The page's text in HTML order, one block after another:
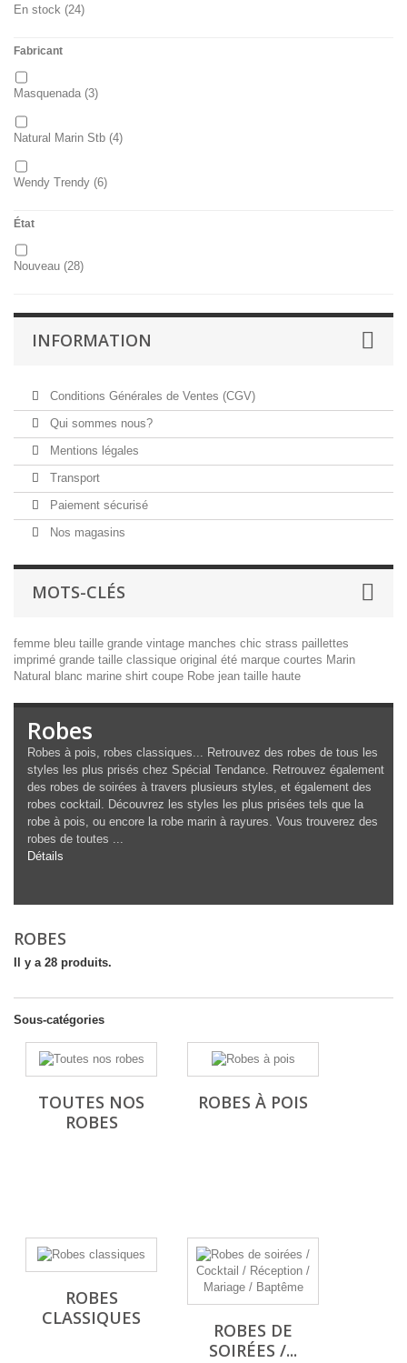
En stock (24)
Fabricant
Masquenada (3)
Natural Marin Stb (4)
Wendy Trendy (6)
État
Nouveau (28)
INFORMATION
Conditions Générales de Ventes (CGV)
Qui sommes nous?
Mentions légales
Transport
Paiement sécurisé
Nos magasins
MOTS-CLÉS
femme bleu taille grande vintage manches chic strass paillettes
imprimé grande taille classique original été marque courtes Marin
Natural blanc marine shirt coupe Robe jean taille haute
Robes
Robes à pois, robes classiques... Retrouvez des robes de tous les
styles les plus prisés chez Spécial Tendance. Retrouvez également
des robes de soirées à travers plusieurs styles, et également des
robes cocktail. Découvrez les styles les plus prisées tels que la
robe à pois, ou encore la robe marin à rayures. Vous trouverez des
robes de toutes ...
Détails
ROBES
Il y a 28 produits.
Sous-catégories
TOUTES NOS
ROBES
ROBES À POIS
ROBES
CLASSIQUES
ROBES DE
SOIRÉES /...